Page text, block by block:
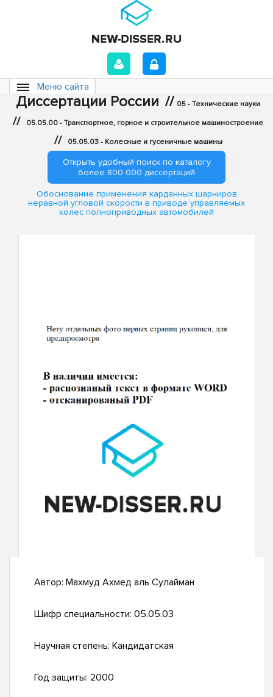
Меню сайта
Диссертации России // 05 - Технические науки
// 05.05.00 - Транспортное, горное и строительное машиностроение
// 05.05.03 - Колесные и гусеничные машины
Открыть удобный поиск по каталогу
более 800 000 диссертаций
Обоснование применения карданных шарниров
неравной угловой скорости в приводе управляемых
колес полноприводных автомобилей
Автор: Махмуд Ахмед аль Сулайман
Шифр специальности: 05.05.03
Научная степень: Кандидатская
Год защиты: 2000